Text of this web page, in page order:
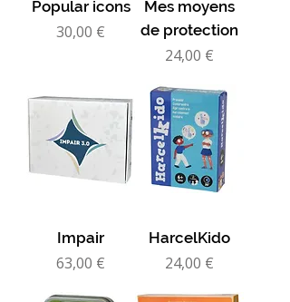
Popular icons
Prix
30,00 €
Mes moyens
de protection
Prix
24,00 €
Impair
Prix
63,00 €
HarcelKido
Prix
24,00 €